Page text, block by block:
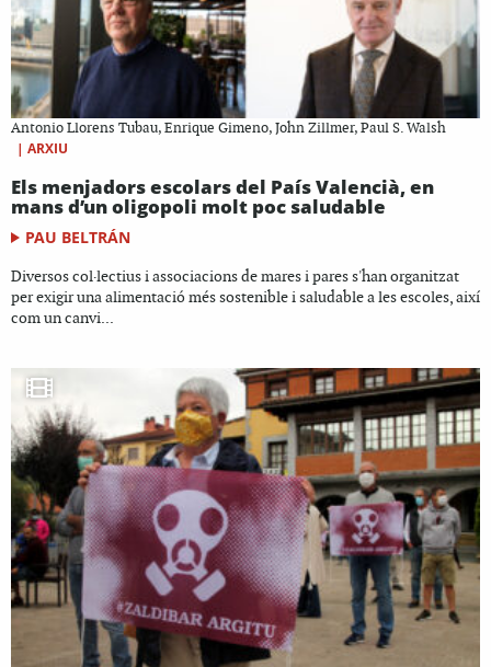
Antonio Llorens Tubau, Enrique Gimeno, John Zillmer, Paul S. Walsh
| ARXIU
Els menjadors escolars del País Valencià, en
mans d’un oligopoli molt poc saludable
PAU BELTRÁN
Diversos col·lectius i associacions de mares i pares s'han organitzat
per exigir una alimentació més sostenible i saludable a les escoles, així
com un canvi...